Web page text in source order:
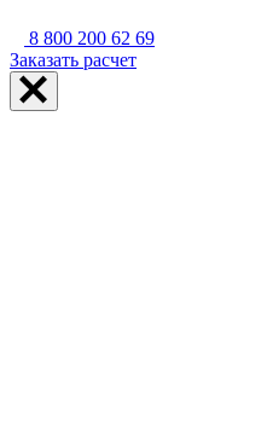
8 800 200 62 69
Заказать расчет